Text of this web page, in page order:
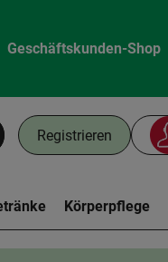
Geschäftskunden-Shop
Registrieren
Körperpflege